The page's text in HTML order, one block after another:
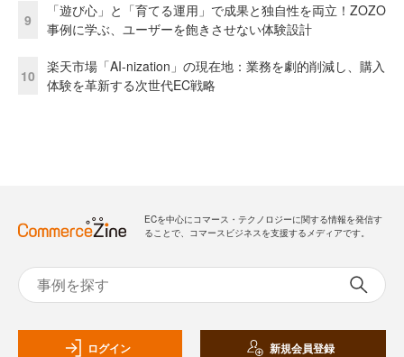
9
「遊び心」と「育てる運用」で成果と独自性を両立！ZOZO
事例に学ぶ、ユーザーを飽きさせない体験設計
10
楽天市場「AI-nization」の現在地：業務を劇的削減し、購入
体験を革新する次世代EC戦略
ECを中心にコマース・テクノロジーに関する情報を発信す
ることで、コマースビジネスを支援するメディアです。
ログイン 新規会員登録